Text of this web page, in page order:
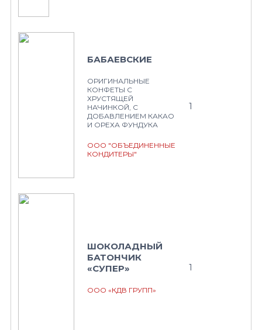
БАБАЕВСКИЕ
ОРИГИНАЛЬНЫЕ
КОНФЕТЫ С
ХРУСТЯЩЕЙ
НАЧИНКОЙ, С
ДОБАВЛЕНИЕМ КАКАО
И ОРЕХА ФУНДУКА
ООО "ОБЪЕДИНЕННЫЕ
КОНДИТЕРЫ"
1
ШОКОЛАДНЫЙ
БАТОНЧИК
«СУПЕР»
ООО «КДВ ГРУПП»
1